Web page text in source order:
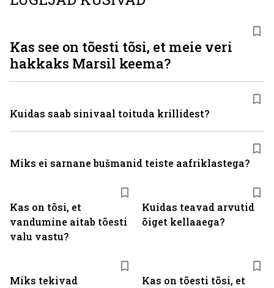
Kas on tõsi, et
vandumine aitab tõesti
valu vastu?
Kuidas teavad arvutid
õiget kellaaega?
Miks tekivad
Kas on tõesti tõsi, et
Kas see on tõesti tõsi, et meie veri
hakkaks Marsil keema?
Kuidas saab sinivaal toituda krillidest?
Miks ei sarnane bušmanid teiste aafriklastega?